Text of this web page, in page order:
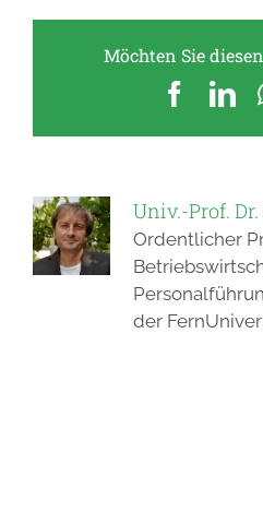
Möchten Sie
Univ.-Prof.
Ordentlicher
der